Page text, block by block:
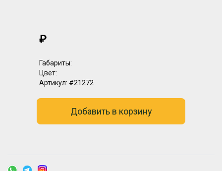
₽
Габариты:
Цвет:
Артикул: #21272
Добавить в корзину